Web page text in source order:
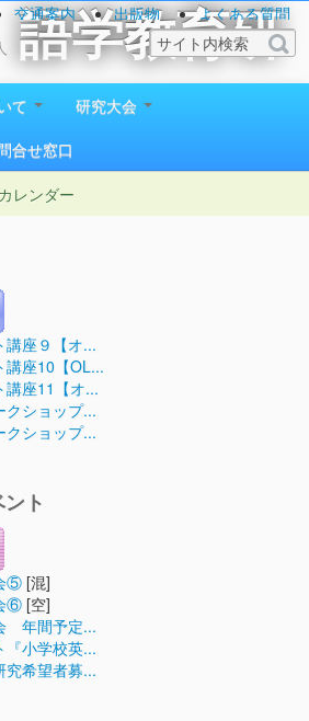
語学教育研
12）年創立
交通案内 出版物
よくある質問
て
研究大会
合せ窓口
レンダー
座９【オ...
座10【OL...
座11【オ...
ショップ...
ショップ...
ト
⑤ [混]
⑥ [空]
年間予定...
『小学校英...
究希望者募...